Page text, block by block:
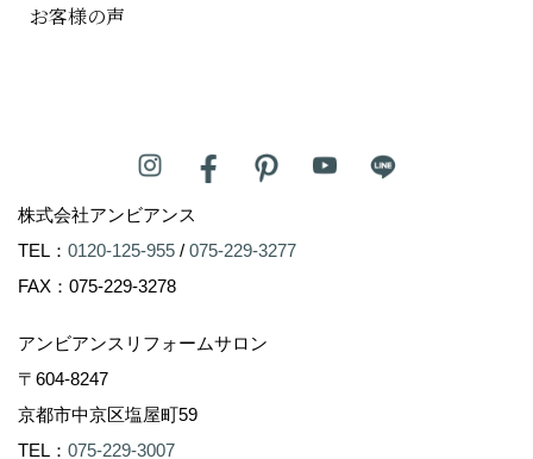
お客様の声
株式会社アンビアンス
TEL： 0120-125-955 / 075-229-3277
FAX：075-229-3278
アンビアンスリフォームサロン
〒604-8247
京都市中京区塩屋町59
TEL： 075-229-3007